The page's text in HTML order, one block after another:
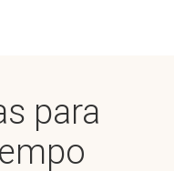
para